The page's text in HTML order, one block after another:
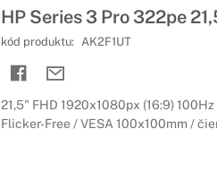
HP Series 3 Pro 322pe
kód produktu: AK2F1UT
21,5" FHD 1920x1080px (16:9)
Flicker-Free / VESA 100x100mm /